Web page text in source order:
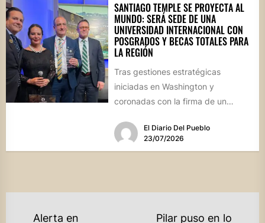
SANTIAGO TEMPLE SE PROYECTA AL
MUNDO: SERÁ SEDE DE UNA
UNIVERSIDAD INTERNACIONAL CON
POSGRADOS Y BECAS TOTALES PARA
LA REGIÓN
Tras gestiones estratégicas
iniciadas en Washington y
coronadas con la firma de un
departamento Río...
El Diario Del Pueblo
23/07/2026
Alerta en Pilar puso en lo